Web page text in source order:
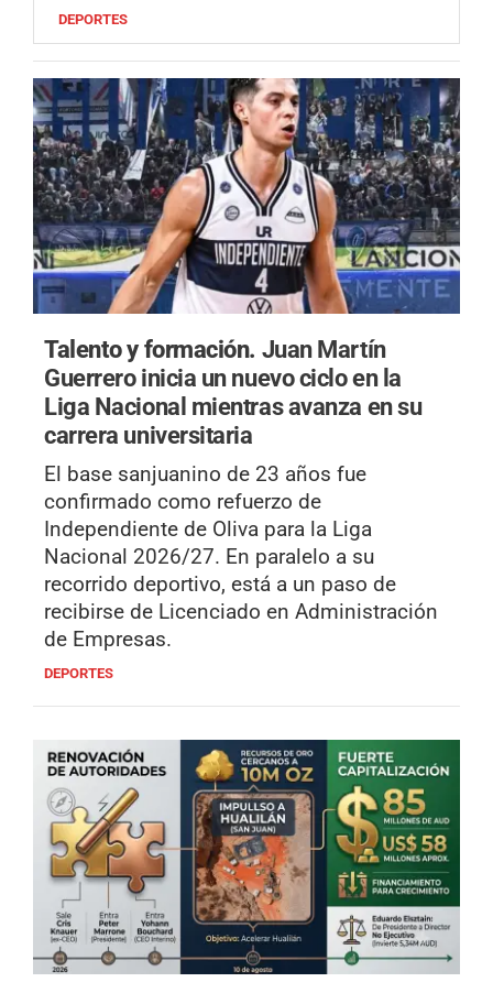
DEPORTES
Talento y formación. Juan Martín
Guerrero inicia un nuevo ciclo en la
Liga Nacional mientras avanza en su
carrera universitaria
El base sanjuanino de 23 años fue
confirmado como refuerzo de
Independiente de Oliva para la Liga
Nacional 2026/27. En paralelo a su
recorrido deportivo, está a un paso de
recibirse de Licenciado en Administración
de Empresas.
DEPORTES